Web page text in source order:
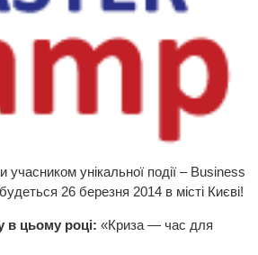
унікальної події – Business
26 березня 2014 в місті Києві!
в цьому році: «Криза — час для